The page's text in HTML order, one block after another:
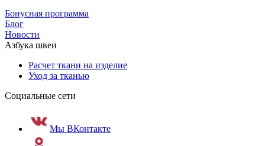
Бонусная программа
Блог
Новости
Азбука швеи
Расчет ткани на изделие
Уход за тканью
Социальные сети
Мы ВКонтакте